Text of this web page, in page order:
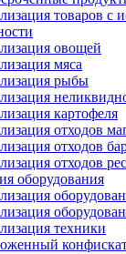
товаров с
овощей
мяса
рыбы
картофеля
отходов
отходов
отходов
оборудования
техники